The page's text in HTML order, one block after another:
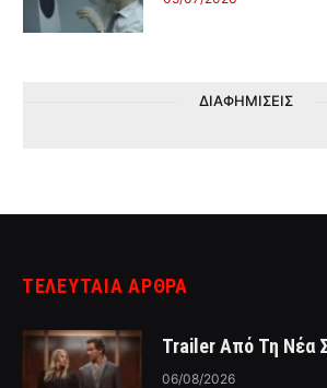
ΔΙΑΦΗΜΙΣΕΙΣ
ΤΕΛΕΥΤΑΙΑ ΑΡΘΡΑ
Trailer Από Τη Νέα
06/08/2026